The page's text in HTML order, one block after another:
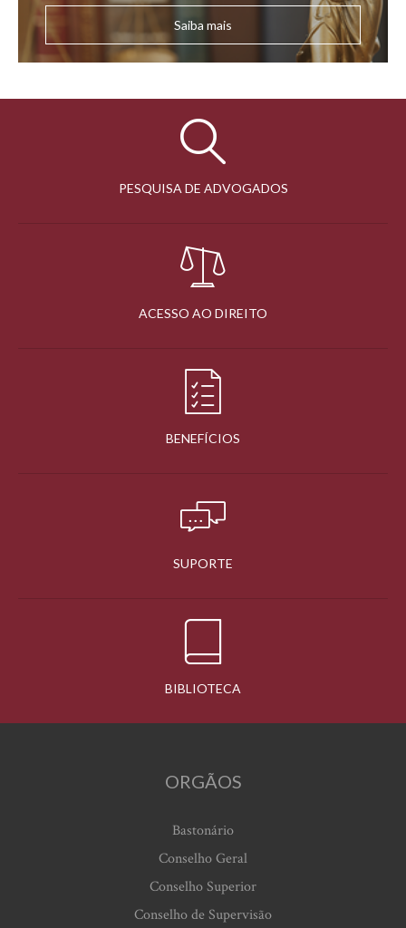
Saiba mais
PESQUISA DE ADVOGADOS
ACESSO AO DIREITO
BENEFÍCIOS
SUPORTE
BIBLIOTECA
ORGÃOS
Bastonário
Conselho Geral
Conselho Superior
Conselho de Supervisão